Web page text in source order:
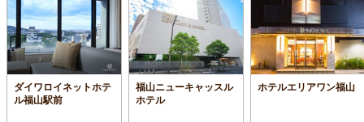
ダイワロイネットホテ
ル福山駅前
福山ニューキャッスル
ホテル
ホテルエリアワン福山